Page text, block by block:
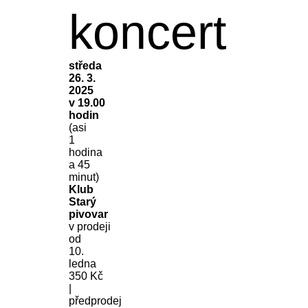
koncert
středa
26. 3.
2025
v 19.00
hodin
(asi
1
hodina
a 45
minut)
Klub
Starý
pivovar
v prodeji
od
10.
ledna
350 Kč
předprodej